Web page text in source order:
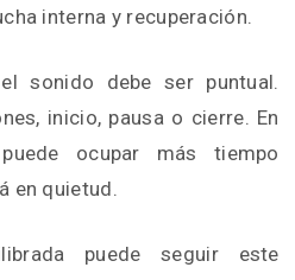
interna y recuperación.
sonido debe ser puntual.
inicio, pausa o cierre. En
ocupar más tiempo
en quietud.
puede seguir este